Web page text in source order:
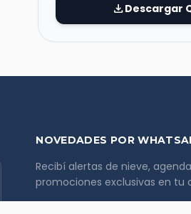
downloadDescargar
NOVEDADES POR
Recibí alertas de nieve,
promociones exclusivas en tu